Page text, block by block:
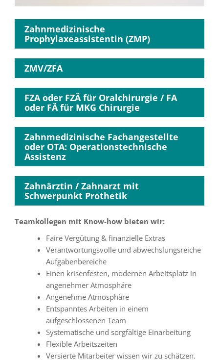
Zahnmedizinische
Prophylaxeassistentin (ZMP)
ZMV/ZFA
FZA oder FZÄ für Oralchirurgie / FA
oder FÄ für MKG Chirurgie
Zahnmedizinische Fachangestellte
oder OTA: Operationstechnische
Assistenz
Zahnärztin / Zahnarzt mit
Schwerpunkt Prothetik
Teamkollegen mit Know-how bieten wir:
Faire Vergütung & finanzielle Extras
Verantwortungsvolle und abwechslungsreiche
Aufgabenbereiche
Einen krisenfesten, modernen Arbeitsplatz in
angenehmer Atmosphäre
Angenehme Atmosphäre
Entspanntes Arbeiten in einem
aufgeschlossenen Team
Systematische und sorgfältige Einarbeitung
Flexible Arbeitszeiten
Versierte Mitarbeiter wissen wir zu schätzen.